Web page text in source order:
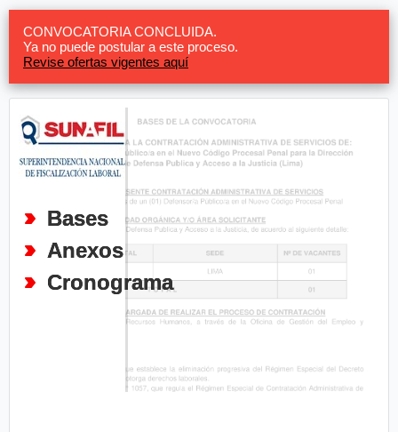
CONVOCATORIA CONCLUIDA.
Ya no puede postular a este proceso.
Revise ofertas vigentes aquí
Bases
Anexos
Cronograma